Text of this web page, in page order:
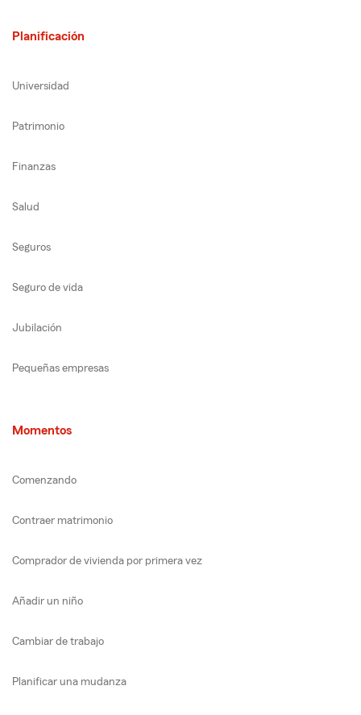
Planificación
Universidad
Patrimonio
Finanzas
Salud
Seguros
Seguro de vida
Jubilación
Pequeñas empresas
Momentos
Comenzando
Contraer matrimonio
Comprador de vivienda por primera vez
Añadir un niño
Cambiar de trabajo
Planificar una mudanza